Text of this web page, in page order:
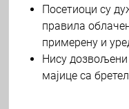
Посетиоци су
правила
примерену и
Нису дозвољени
мајице са